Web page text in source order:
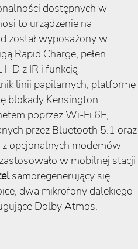
dostępnych w
to urządzenie na
został wyposażony w
Rapid Charge, pełen
HD z IR i funkcją
linii papilarnych, platformę
blokady Kensington.
poprzez Wi-Fi 6E,
przez Bluetooth 5.1 oraz
opcjonalnych modemów
w mobilnej stacji
samoregenerujący się
dwa mikrofony dalekiego
Dolby Atmos.